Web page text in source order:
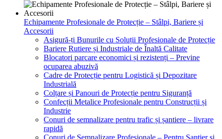
Echipamente Profesionale de Protecție – Stâlpi, Bariere și
Accesorii
Asigură-ți Bunurile cu Soluții Profesionale de Protecție
Bariere Rutiere și Industriale de Înaltă Calitate
Blocatori parcare economici și rezistenți – Previne
ocuparea abuzivă
Cadre de Protecție pentru Logistică și Depozitare
Industrială
Colțare și Panouri de Protecție pentru Siguranță
Confecții Metalice Profesionale pentru Construcții și
Industrie
Conuri de semnalizare pentru trafic și șantiere – livrare
rapidă
Conuri de Semnalizare Profesionale – Pentru Șantier și